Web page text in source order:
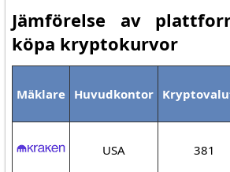
Jämförelse av
köpa kryptokurvor
Mäklare Huvudkontor
USA 381